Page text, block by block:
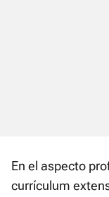
En el aspecto
currículum